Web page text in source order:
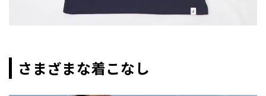
さまざまな着こなし